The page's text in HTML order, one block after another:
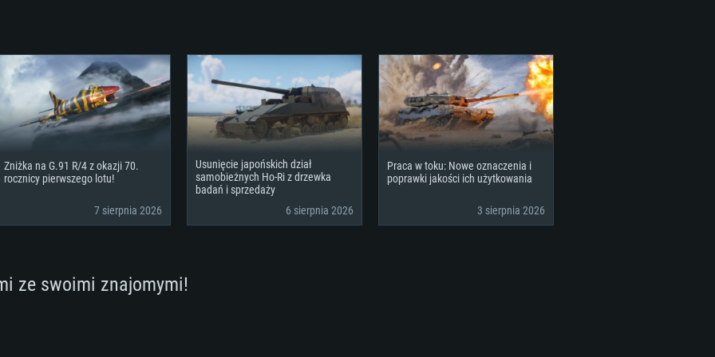
SYSTEMOWE
For MAC For Linux
Rekomendowane
(Xeon nie jest
Rekomendowane
Rekomendowane
Zniżka na G.91 R/4 z okazji 70.
rocznicy pierwszego lotu!
7 sierpnia 2026
Usunięcie japońskich dział
samobieżnych Ho-Ri z drzewka
badań i sprzedaży
6 sierpnia 2026
Praca w toku: Nowe oznaczenia i
poprawki jakości ich użytkowania
3 sierpnia 2026
ze swoimi znajomymi!